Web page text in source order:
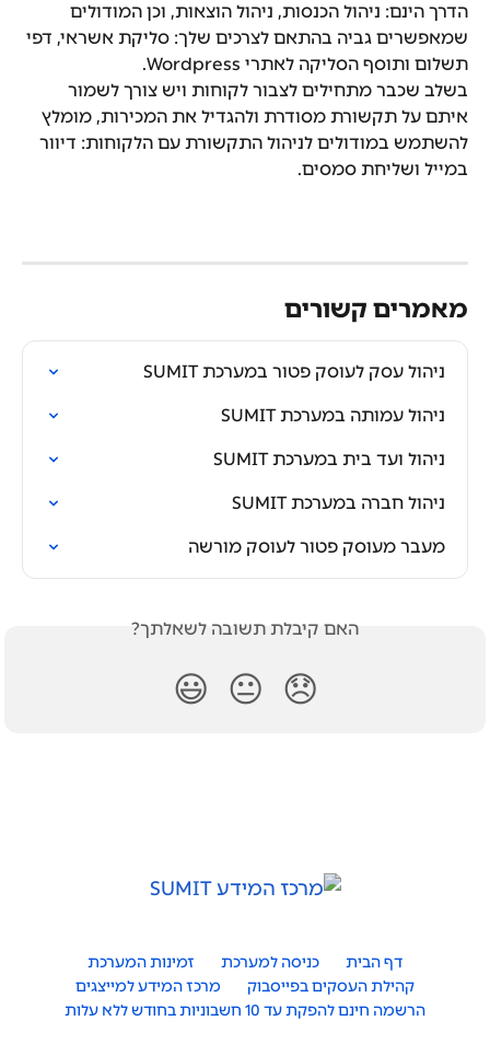
הדרך הינם: ניהול הכנסות, ניהול הוצאות, וכן המודולים
שמאפשרים גביה בהתאם לצרכים שלך: סליקת אשראי, דפי
תשלום ותוסף הסליקה לאתרי Wordpress.
בשלב שכבר מתחילים לצבור לקוחות ויש צורך לשמור
איתם על תקשורת מסודרת ולהגדיל את המכירות, מומלץ
להשתמש במודולים לניהול התקשורת עם הלקוחות: דיוור
במייל ושליחת סמסים.
מאמרים קשורים
ניהול עסק לעוסק פטור במערכת SUMIT
ניהול עמותה במערכת SUMIT
ניהול ועד בית במערכת SUMIT
ניהול חברה במערכת SUMIT
מעבר מעוסק פטור לעוסק מורשה
האם קיבלת תשובה לשאלתך?
😞
😐
😃
דף הבית כניסה למערכת
זמינות המערכת
קהילת העסקים בפייסבוק
מרכז המידע למייצגים
הרשמה חינם להפקת עד 10 חשבוניות בחודש ללא עלות